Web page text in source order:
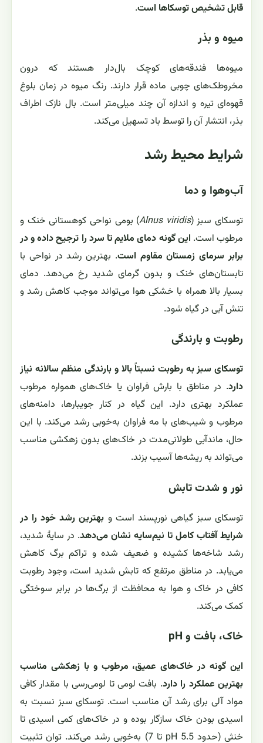
قابل تشخیص توسکاها است.
میوه و بذر
میوه‌ها فندقه‌های کوچک بال‌دار هستند که درون
مخروطک‌های چوبی ماده قرار دارند. رنگ میوه در زمان بلوغ
قهوه‌ای تیره و اندازه آن چند میلی‌متر است. بال نازک اطراف
بذر، انتشار آن را توسط باد تسهیل می‌کند.
شرایط محیط رشد
آب‌وهوا و دما
توسکای سبز (Alnus viridis) بومی نواحی کوهستانی خنک و
مرطوب است. این گونه دمای ملایم تا سرد را ترجیح داده و در
برابر سرمای زمستان مقاوم است. بهترین رشد در نواحی با
تابستان‌های خنک و بدون گرمای شدید رخ می‌دهد. دمای
بسیار بالا همراه با خشکی هوا می‌تواند موجب کاهش رشد و
تنش آبی در گیاه شود.
رطوبت و بارندگی
توسکای سبز به رطوبت نسبتاً بالا و بارندگی منظم سالانه نیاز
دارد. در مناطق با بارش فراوان یا خاک‌های همواره مرطوب
عملکرد بهتری دارد. این گیاه در کنار جویبارها، دامنه‌های
مرطوب و شیب‌های با مه فراوان به‌خوبی رشد می‌کند. با این
حال، ماندآبی طولانی‌مدت در خاک‌های بدون زهکشی مناسب
می‌تواند به ریشه‌ها آسیب بزند.
نور و شدت تابش
توسکای سبز گیاهی نورپسند است و بهترین رشد خود را در
شرایط آفتاب کامل تا نیم‌سایه نشان می‌دهد. در سایهٔ شدید،
رشد شاخه‌ها کشیده و ضعیف شده و تراکم برگ کاهش
می‌یابد. در مناطق مرتفع که تابش شدید است، وجود رطوبت
کافی در خاک و هوا به محافظت از برگ‌ها در برابر سوختگی
کمک می‌کند.
خاک، بافت و pH
این گونه در خاک‌های عمیق، مرطوب و با زهکشی مناسب
بهترین عملکرد را دارد. بافت لومی تا لومی‌رسی با مقدار کافی
مواد آلی برای رشد آن مناسب است. توسکای سبز نسبت به
اسیدی بودن خاک سازگار بوده و در خاک‌های کمی اسیدی تا
خنثی (حدود pH 5.5 تا 7) به‌خوبی رشد می‌کند. توان تثبیت